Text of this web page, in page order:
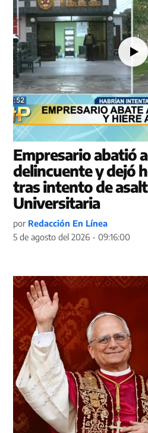
Empresario abatió
delincuente y dejó
tras intento de
Universitaria
por Redacción En Línea
5 de agosto del 2026 - 09:16:00